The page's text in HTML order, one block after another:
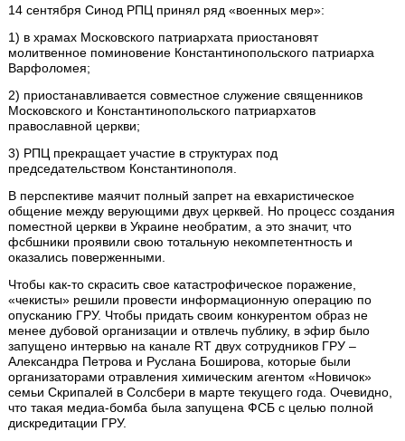
14 сентября Синод РПЦ принял ряд «военных мер»:
1) в храмах Московского патриархата приостановят
молитвенное поминовение Константинопольского патриарха
Варфоломея;
2) приостанавливается совместное служение священников
Московского и Константинопольского патриархатов
православной церкви;
3) РПЦ прекращает участие в структурах под
председательством Константинополя.
В перспективе маячит полный запрет на евхаристическое
общение между верующими двух церквей. Но процесс создания
поместной церкви в Украине необратим, а это значит, что
фсбшники проявили свою тотальную некомпетентность и
оказались поверженными.
Чтобы как-то скрасить свое катастрофическое поражение,
«чекисты» решили провести информационную операцию по
опусканию ГРУ. Чтобы придать своим конкурентом образ не
менее дубовой организации и отвлечь публику, в эфир было
запущено интервью на канале RT двух сотрудников ГРУ –
Александра Петрова и Руслана Боширова, которые были
организаторами отравления химическим агентом «Новичок»
семьи Скрипалей в Солсбери в марте текущего года. Очевидно,
что такая медиа-бомба была запущена ФСБ с целью полной
дискредитации ГРУ.